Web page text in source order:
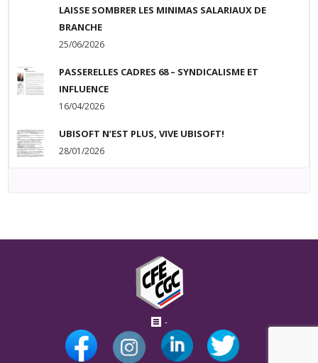
LAISSE SOMBRER LES MINIMAS SALARIAUX DE
BRANCHE
25/06/2026
PASSERELLES CADRES 68 – SYNDICALISME ET
INFLUENCE
16/04/2026
UBISOFT N’EST PLUS, VIVE UBISOFT!
28/01/2026
-